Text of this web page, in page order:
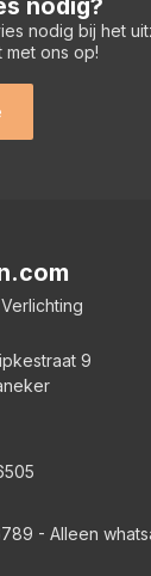
nodig?
nodig bij het
ons op!
9
- Alleen